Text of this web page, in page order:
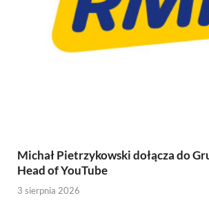
Michał Pietrzykowski dołącza do
Head of YouTube
3 sierpnia 2026